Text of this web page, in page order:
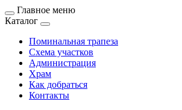
Главное меню
Каталог
Поминальная трапеза
Схема участков
Администрация
Храм
Как добраться
Контакты